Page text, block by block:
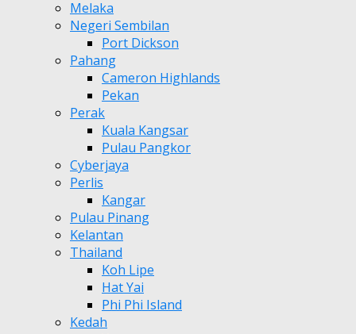
Melaka
Negeri Sembilan
Port Dickson
Pahang
Cameron Highlands
Pekan
Perak
Kuala Kangsar
Pulau Pangkor
Cyberjaya
Perlis
Kangar
Pulau Pinang
Kelantan
Thailand
Koh Lipe
Hat Yai
Phi Phi Island
Kedah